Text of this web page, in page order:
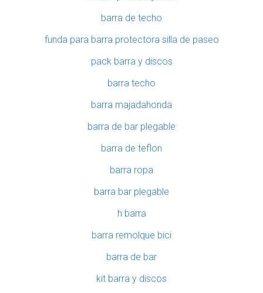
barra de techo
funda para barra protectora silla de paseo
pack barra y discos
barra techo
barra majadahonda
barra de bar plegable
barra de teflon
barra ropa
barra bar plegable
h barra
barra remolque bici
barra de bar
kit barra y discos